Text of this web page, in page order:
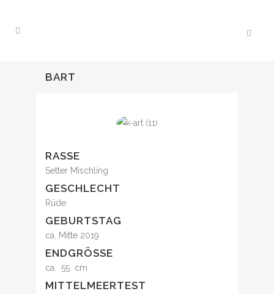
BART
RASSE
Setter Mischling
GESCHLECHT
Rüde
GEBURTSTAG
ca. Mitte 2019
ENDGRÖSSE
ca. 55 cm
MITTELMEERTEST